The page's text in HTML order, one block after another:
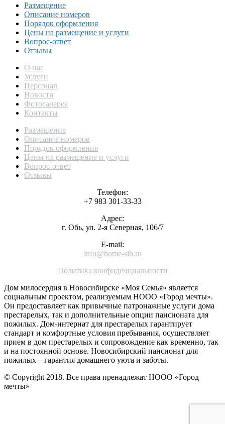
Размещение
Описание номеров
Порядок оформления
Цены на размещение и услуги
Вопрос-ответ
Отзывы
О нас
Услуги
Персонал
Новости
Фотогалерея
Контакты
Размещение
Описание номеров
Порядок оформления
Цены на размещение и услуги
Вопрос-ответ
Отзывы
Телефон:
+7 983 301-33-33
Адрес:
г. Обь, ул. 2-я Северная, 106/7
E-mail:
info@home-sib.ru
Политика конфиденциальности
Дом милосердия в Новосибирске «Моя Семья» является
социальным проектом, реализуемым НООО «Город мечты».
Он предоставляет как привычные патронажные услуги дома
престарелых, так и дополнительные опции пансионата для
пожилых. Дом-интернат для престарелых гарантирует
стандарт и комфортные условия пребывания, осуществляет
прием в дом престарелых и сопровождение как временно, так
и на постоянной основе. Новосибирский пансионат для
пожилых – гарантия домашнего уюта и заботы.
© Copyright 2018. Все права пренадлежат НООО «Город
мечты»